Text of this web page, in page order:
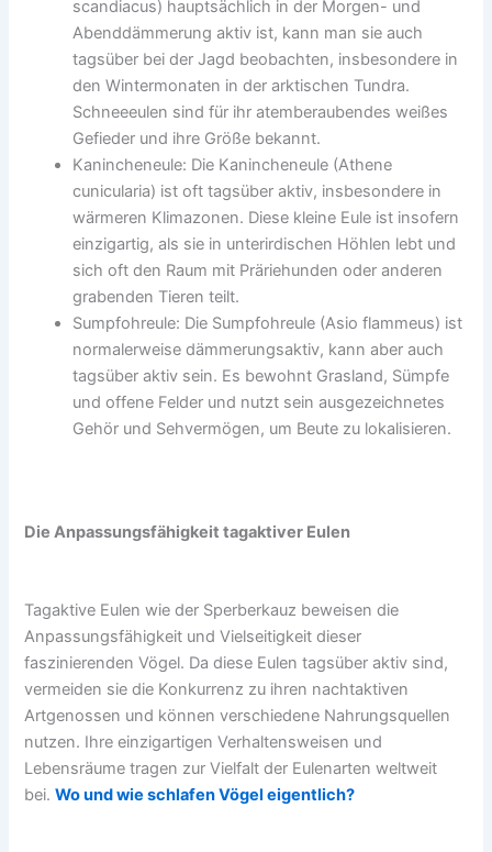
scandiacus) hauptsächlich in der Morgen- und
Abenddämmerung aktiv ist, kann man sie auch
tagsüber bei der Jagd beobachten, insbesondere in
den Wintermonaten in der arktischen Tundra.
Schneeeulen sind für ihr atemberaubendes weißes
Gefieder und ihre Größe bekannt.
Kanincheneule: Die Kanincheneule (Athene
cunicularia) ist oft tagsüber aktiv, insbesondere in
wärmeren Klimazonen. Diese kleine Eule ist insofern
einzigartig, als sie in unterirdischen Höhlen lebt und
sich oft den Raum mit Präriehunden oder anderen
grabenden Tieren teilt.
Sumpfohreule: Die Sumpfohreule (Asio flammeus) ist
normalerweise dämmerungsaktiv, kann aber auch
tagsüber aktiv sein. Es bewohnt Grasland, Sümpfe
und offene Felder und nutzt sein ausgezeichnetes
Gehör und Sehvermögen, um Beute zu lokalisieren.
Die Anpassungsfähigkeit tagaktiver Eulen
Tagaktive Eulen wie der Sperberkauz beweisen die
Anpassungsfähigkeit und Vielseitigkeit dieser
faszinierenden Vögel. Da diese Eulen tagsüber aktiv sind,
vermeiden sie die Konkurrenz zu ihren nachtaktiven
Artgenossen und können verschiedene Nahrungsquellen
nutzen. Ihre einzigartigen Verhaltensweisen und
Lebensräume tragen zur Vielfalt der Eulenarten weltweit
bei.Wo und wie schlafen Vögel eigentlich?